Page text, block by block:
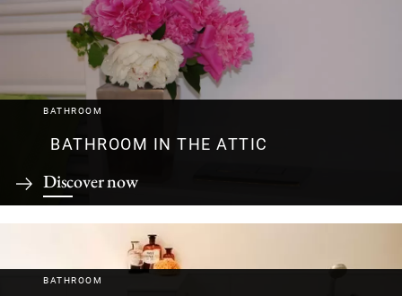
BATHROOM
BATHROOM IN THE ATTIC
Discover now
BATHROOM